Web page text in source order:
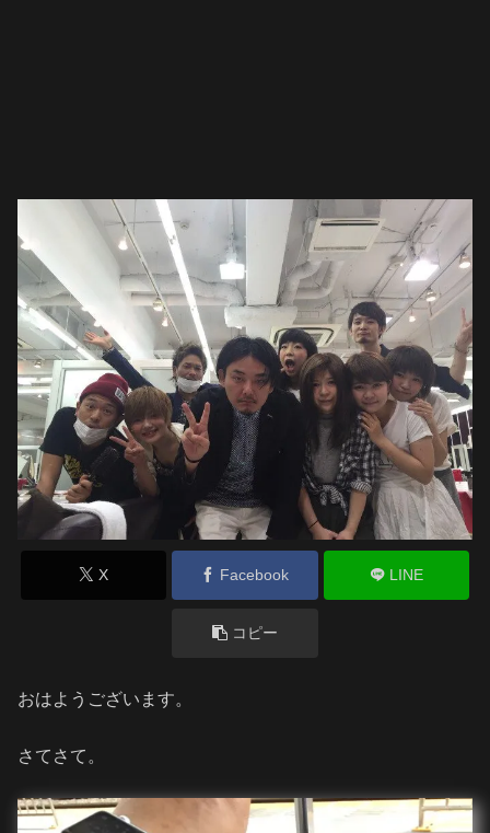
X Facebook LINE
コピー
おはようございます。
さてさて。